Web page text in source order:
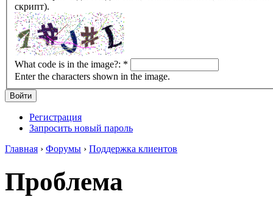
скрипт).
What code is in the image?: *
Enter the characters shown in the image.
Регистрация
Запросить новый пароль
Главная › Форумы › Поддержка клиентов
Проблема